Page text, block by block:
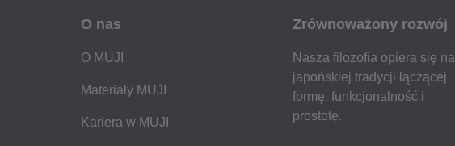
O nas
O MUJI
Materiały MUJI
Kariera w MUJI
Zrównoważony rozwój
Nasza filozofia opiera się na
japońskiej tradycji łączącej
formę, funkcjonalność i
prostotę.